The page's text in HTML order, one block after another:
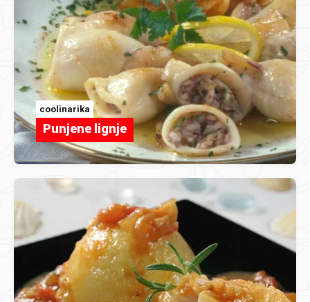
coolinarika
Punjene lignje